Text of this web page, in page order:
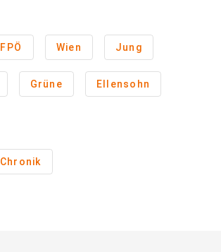
FPÖ Wien Jung
Grüne Ellensohn
Chronik